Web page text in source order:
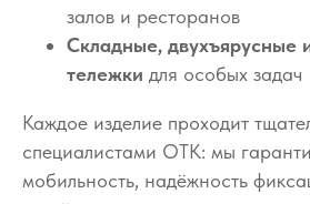
залов и ресторанов
Складные, двухъярусные
тележки для особых задач
Каждое изделие проходит
специалистами ОТК: мы
мобильность, надёжность